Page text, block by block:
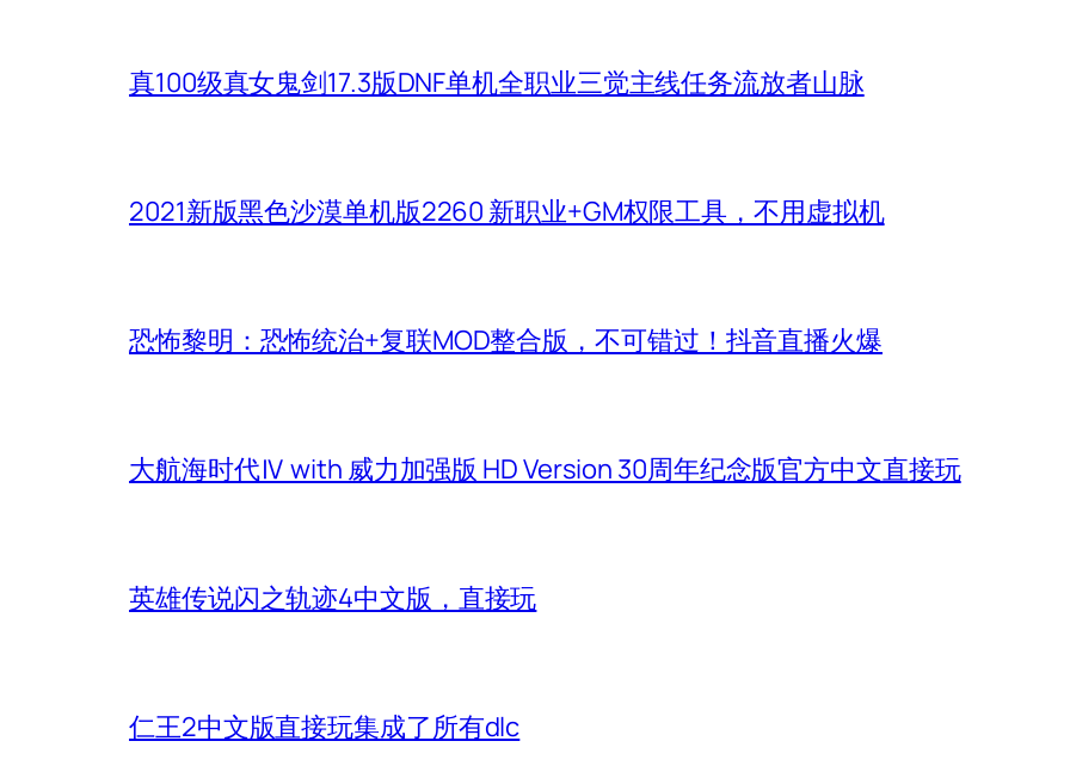
真100级真女鬼剑17.3版DNF单机全职业三觉主线任务流放者山脉
2021新版黑色沙漠单机版2260 新职业+GM权限工具，不用虚拟机
恐怖黎明：恐怖统治+复联MOD整合版，不可错过！抖音直播火爆
大航海时代Ⅳ with 威力加强版 HD Version 30周年纪念版官方中文直接玩
英雄传说闪之轨迹4中文版，直接玩
仁王2中文版直接玩集成了所有dlc